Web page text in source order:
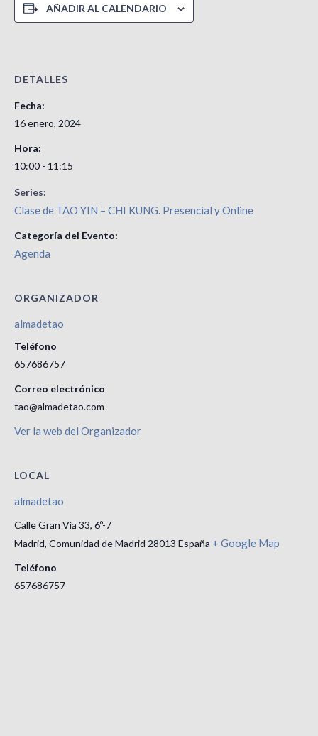
AÑADIR AL CALENDARIO
DETALLES
Fecha:
16 enero, 2024
Hora:
10:00 - 11:15
Series:
Clase de TAO YIN – CHI KUNG. Presencial y Online
Categoría del Evento:
Agenda
ORGANIZADOR
almadetao
Teléfono
657686757
Correo electrónico
tao@almadetao.com
Ver la web del Organizador
LOCAL
almadetao
Calle Gran Vía 33, 6º-7
Madrid, Comunidad de Madrid 28013 España + Google Map
Teléfono
657686757